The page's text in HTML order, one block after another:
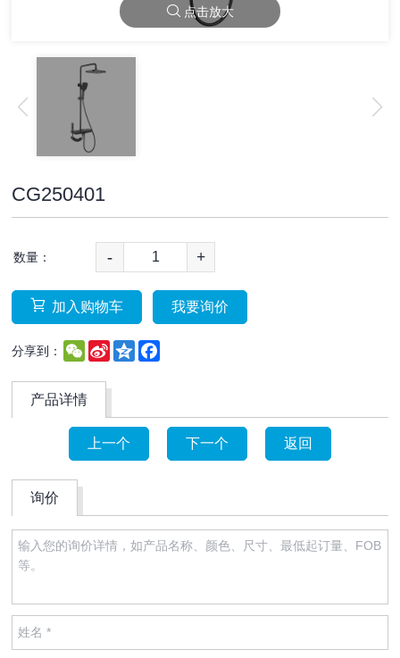
点击放大
CG250401
数量： - +
加入购物车 我要询价
分享到： WeChat
Sina
Weibo
Qzone
产品详情
上一个 下一个 返回
询价